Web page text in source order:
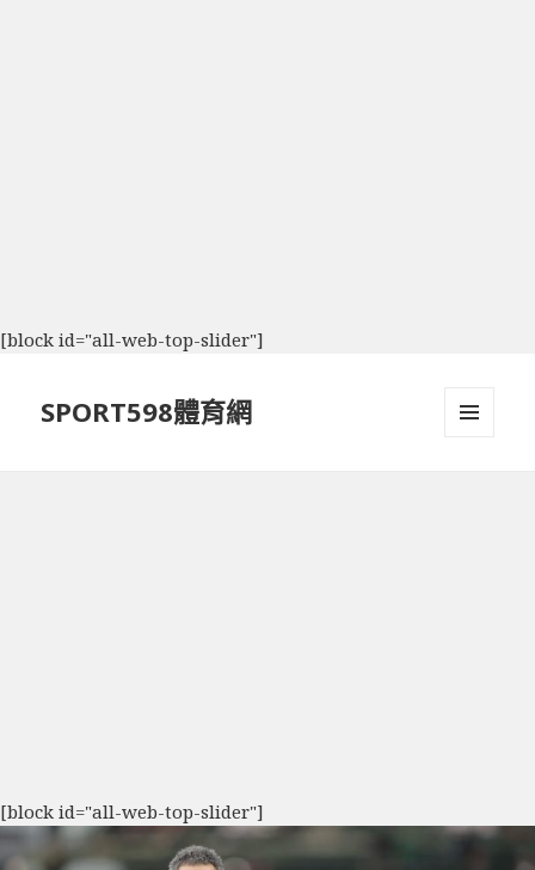
[block id="all-web-top-slider"]
SPORT598體育網
[block id="all-web-top-slider"]